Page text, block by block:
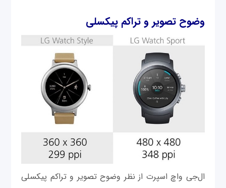
وضوح تصویر و تراکم پیکسلی
ال‌جی واچ اسپرت از نظر وضوح تصویر و تراکم پیکسلی